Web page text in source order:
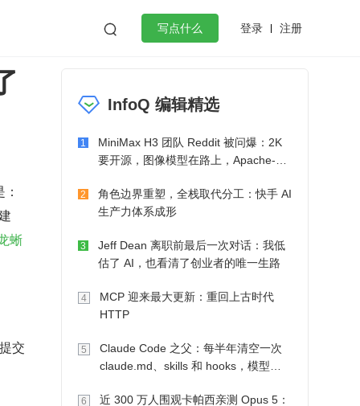
 写点什么 登录 注册
作
微服务架构 flutter
蜥
交
InfoQ 编辑精选
1
MiniMax H3 团队 Reddit 被问爆：2K
要开源，图像模型在路上，Apache-2.0
2
角色边界重塑，全栈取代分工：快手 AI
生产力体系成形
3
Jeff Dean 离职前最后一次对话：我低
估了 AI，也看清了创业者的唯一生路
4
MCP 迎来最大更新：重回上古时代
HTTP
5
Claude Code 之父：每半年清空一次
claude.md、skills 和 hooks，模型自
6
近 300 万人围观卡帕西亲测 Opus 5：